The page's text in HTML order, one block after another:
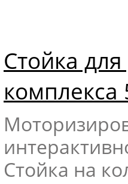
Cтойка
комплекса
Стойка на